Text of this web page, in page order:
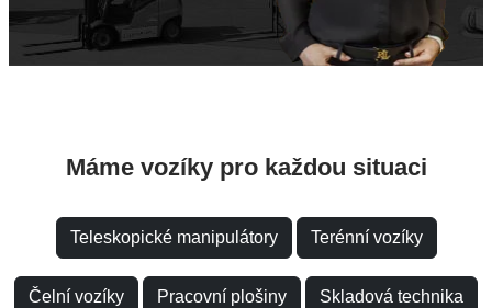
Máme vozíky pro každou situaci
Teleskopické manipulátory Terénní vozíky
Čelní vozíky Pracovní plošiny Skladová technika